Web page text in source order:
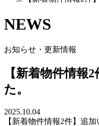
NEWS
お知らせ・更新情報
【新着物件情報
た。
2025.10.04
【新着物件情報2件】追加